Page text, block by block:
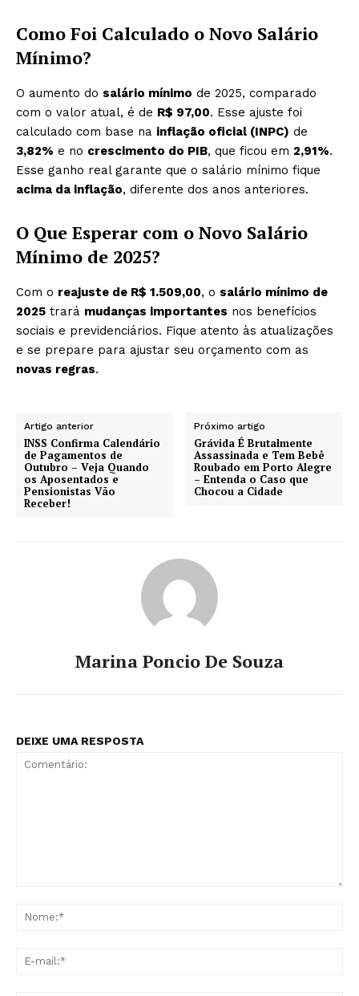
Como Foi Calculado o Novo Salário
Mínimo?
O aumento do salário mínimo de 2025, comparado
com o valor atual, é de R$ 97,00. Esse ajuste foi
calculado com base na inflação oficial (INPC) de
3,82% e no crescimento do PIB, que ficou em 2,91%.
Esse ganho real garante que o salário mínimo fique
acima da inflação, diferente dos anos anteriores.
O Que Esperar com o Novo Salário
Mínimo de 2025?
Com o reajuste de R$ 1.509,00, o salário mínimo de
2025 trará mudanças importantes nos benefícios
sociais e previdenciários. Fique atento às atualizações
e se prepare para ajustar seu orçamento com as
novas regras.
Artigo anterior
INSS Confirma Calendário
de Pagamentos de
Outubro – Veja Quando
os Aposentados e
Pensionistas Vão
Receber!
Próximo artigo
Grávida É Brutalmente
Assassinada e Tem Bebê
Roubado em Porto Alegre
– Entenda o Caso que
Chocou a Cidade
Marina Poncio De Souza
DEIXE UMA RESPOSTA